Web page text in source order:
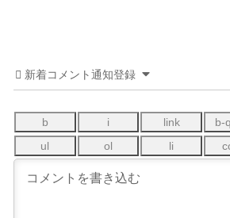
新着コメント通知登録